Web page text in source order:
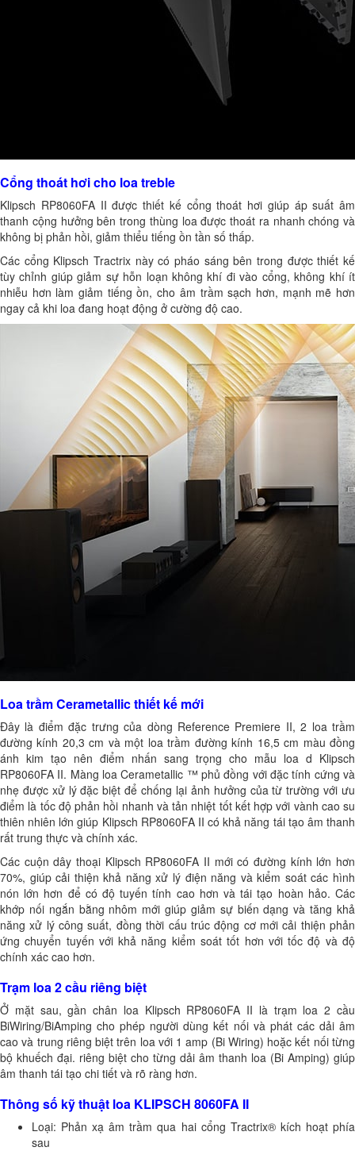
Cổng thoát hơi cho loa treble
Klipsch RP8060FA II được thiết kế cổng thoát hơi giúp áp suất âm
thanh cộng hưởng bên trong thùng loa được thoát ra nhanh chóng và
không bị phản hồi, giảm thiểu tiếng ồn tần số thấp.
Các cổng Klipsch Tractrix này có pháo sáng bên trong được thiết kế
tùy chỉnh giúp giảm sự hỗn loạn không khí đi vào cổng, không khí ít
nhiễu hơn làm giảm tiếng ồn, cho âm trầm sạch hơn, mạnh mẽ hơn
ngay cả khi loa đang hoạt động ở cường độ cao.
Loa trầm Cerametallic thiết kế mới
Đây là điểm đặc trưng của dòng Reference Premiere II, 2 loa trầm
đường kính 20,3 cm và một loa trầm đường kính 16,5 cm màu đồng
ánh kim tạo nên điểm nhấn sang trọng cho mẫu loa d Klipsch
RP8060FA II. Màng loa Cerametallic ™ phủ đồng với đặc tính cứng và
nhẹ được xử lý đặc biệt để chống lại ảnh hưởng của từ trường với ưu
điểm là tốc độ phản hồi nhanh và tản nhiệt tốt kết hợp với vành cao su
thiên nhiên lớn giúp Klipsch RP8060FA II có khả năng tái tạo âm thanh
rất trung thực và chính xác.
Các cuộn dây thoại Klipsch RP8060FA II mới có đường kính lớn hơn
70%, giúp cải thiện khả năng xử lý điện năng và kiểm soát các hình
nón lớn hơn để có độ tuyến tính cao hơn và tái tạo hoàn hảo. Các
khớp nối ngắn bằng nhôm mới giúp giảm sự biến dạng và tăng khả
năng xử lý công suất, đồng thời cấu trúc động cơ mới cải thiện phản
ứng chuyển tuyến với khả năng kiểm soát tốt hơn với tốc độ và độ
chính xác cao hơn.
Trạm loa 2 cầu riêng biệt
Ở mặt sau, gần chân loa Klipsch RP8060FA II là trạm loa 2 cầu
BiWiring/BiAmping cho phép người dùng kết nối và phát các dải âm
cao và trung riêng biệt trên loa với 1 amp (Bi Wiring) hoặc kết nối từng
bộ khuếch đại. riêng biệt cho từng dải âm thanh loa (Bi Amping) giúp
âm thanh tái tạo chi tiết và rõ ràng hơn.
Thông số kỹ thuật loa KLIPSCH 8060FA II
Loại: Phản xạ âm trầm qua hai cổng Tractrix® kích hoạt phía
sau